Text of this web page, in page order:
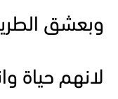
وبعشق
لانهم حياة